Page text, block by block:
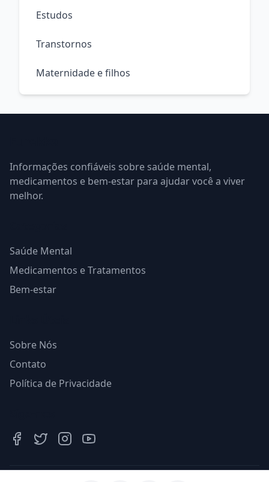
Estudos
Transtornos
Maternidade e filhos
Informações confiáveis sobre saúde mental,
medicamentos e bem-estar para ajudar você a viver
melhor.
Saúde Mental
Medicamentos e Tratamentos
Bem-estar
Sobre Nós
Contato
Política de Privacidade